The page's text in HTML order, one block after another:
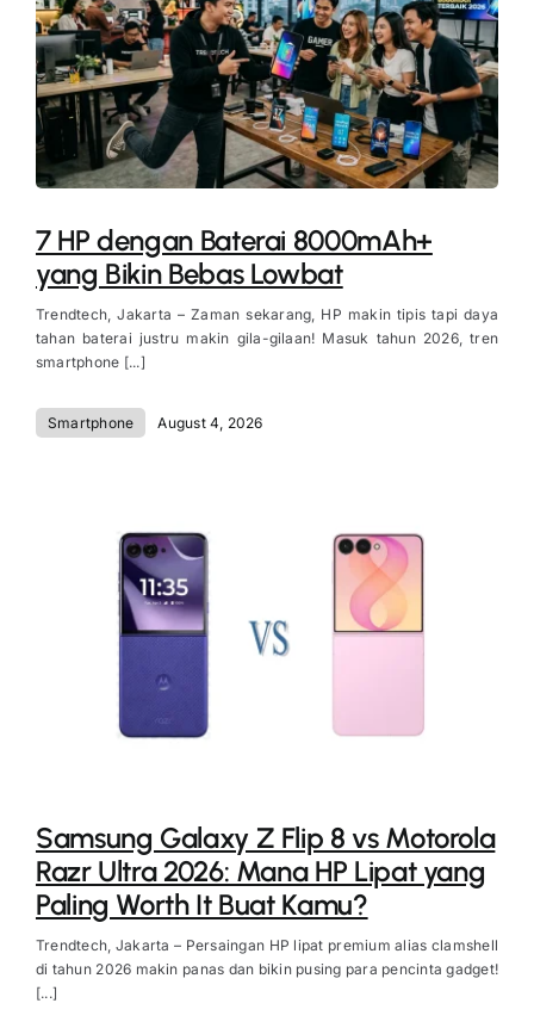
7 HP dengan Baterai 8000mAh+
yang Bikin Bebas Lowbat
Trendtech, Jakarta – Zaman sekarang, HP makin tipis tapi daya
tahan baterai justru makin gila-gilaan! Masuk tahun 2026, tren
smartphone [...]
Smartphone August 4, 2026
Samsung Galaxy Z Flip 8 vs Motorola
Razr Ultra 2026: Mana HP Lipat yang
Paling Worth It Buat Kamu?
Trendtech, Jakarta – Persaingan HP lipat premium alias clamshell
di tahun 2026 makin panas dan bikin pusing para pencinta gadget!
[...]